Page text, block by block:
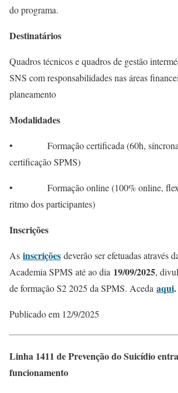
do programa.
Destinatários
Quadros técnicos e quadros de gestão
SNS com responsabilidades nas áreas
planeamento
Modalidades
• Formação certificada (60h, síncrona
certificação SPMS)
• Formação online (100% online,
ritmo dos participantes)
Inscrições
As inscrições deverão ser efetuadas através
Academia SPMS até ao dia 19/09/2025,
de formação S2 2025 da SPMS. Aceda aqui.
Publicado em 12/9/2025
Linha 1411 de Prevenção do Suicídio
funcionamento